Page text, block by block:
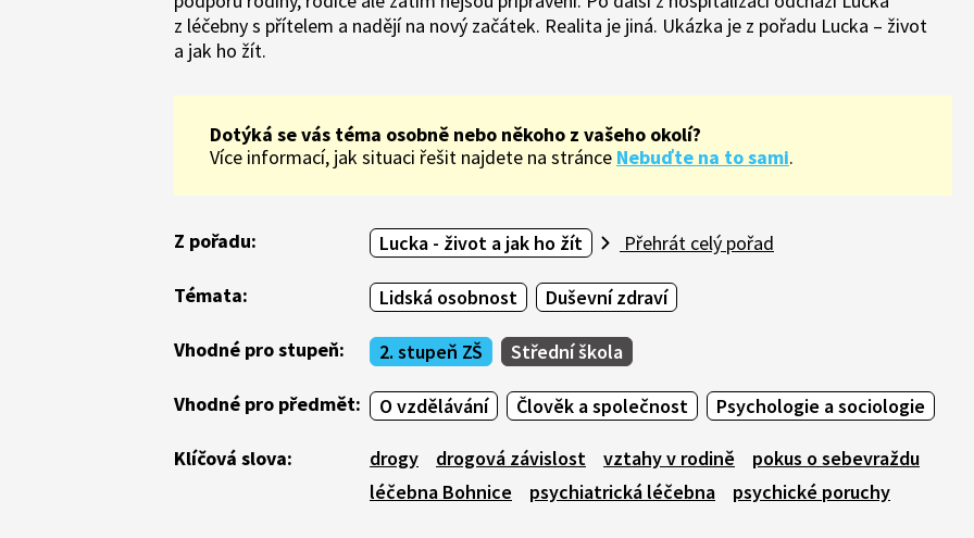
z léčebny s přítelem a nadějí na nový začátek. Realita je jiná. Ukázka je z pořadu Lucka – život
a jak ho žít.
Dotýká se vás téma osobně nebo někoho z vašeho okolí?
Více informací, jak situaci řešit najdete na stránce Nebuďte na to sami.
Z pořadu: Lucka - život a jak ho žít Přehrát celý pořad
Témata: Lidská osobnost Duševní zdraví
Vhodné pro stupeň: 2. stupeň ZŠ Střední škola
Vhodné pro předmět: O vzdělávání Člověk a společnost Psychologie a sociologie
Klíčová slova: drogy drogová závislost vztahy v rodině
pokus o sebevraždu
léčebna Bohnice
psychiatrická léčebna psychické poruchy